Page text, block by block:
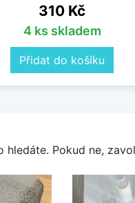
Cena
310 Kč
4 ks skladem
Přidat do košíku
Pokud ne,